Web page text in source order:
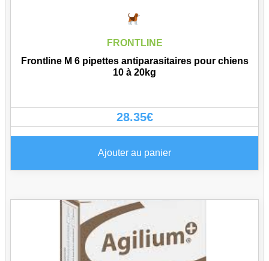
FRONTLINE
Frontline M 6 pipettes antiparasitaires pour chiens
10 à 20kg
28.35€
Ajouter au panier